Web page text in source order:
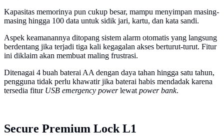
Kapasitas memorinya pun cukup besar, mampu menyimpan masing-
masing hingga 100 data untuk sidik jari, kartu, dan kata sandi.
Aspek keamanannya ditopang sistem alarm otomatis yang langsung
berdentang jika terjadi tiga kali kegagalan akses berturut-turut. Fitur
ini diklaim akan membuat maling frustrasi.
Ditenagai 4 buah baterai AA dengan daya tahan hingga satu tahun,
pengguna tidak perlu khawatir jika baterai habis mendadak karena
tersedia fitur USB emergency powerlewatpower bank.
Secure Premium Lock L1